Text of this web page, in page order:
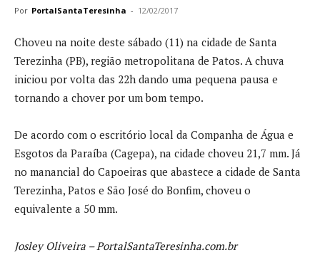
Por PortalSantaTeresinha - 12/02/2017
Choveu na noite deste sábado (11) na cidade de Santa
Terezinha (PB), região metropolitana de Patos. A chuva
iniciou por volta das 22h dando uma pequena pausa e
tornando a chover por um bom tempo.
De acordo com o escritório local da Companha de Água e
Esgotos da Paraíba (Cagepa), na cidade choveu 21,7 mm. Já
no manancial do Capoeiras que abastece a cidade de Santa
Terezinha, Patos e São José do Bonfim, choveu o
equivalente a 50 mm.
Josley Oliveira – PortalSantaTeresinha.com.br